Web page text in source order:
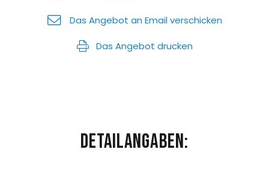
Das Angebot an Email verschicken
Das Angebot drucken
Detailangaben: